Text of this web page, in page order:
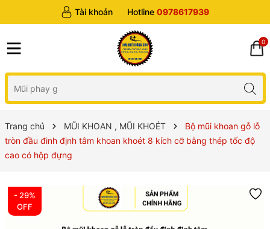
Tài khoản Hotline 0978617939
0
Trang chủ MŨI KHOAN , MŨI KHOÉT
Bộ mũi khoan gỗ lỗ
tròn đầu đinh định tâm khoan khoét 8 kích cỡ bằng thép tốc độ
cao có hộp đựng
- 29%
OFF